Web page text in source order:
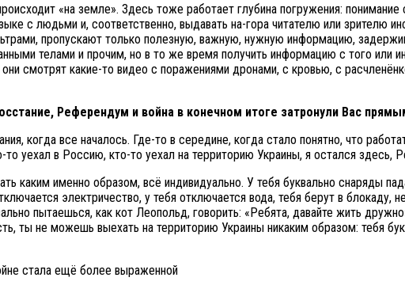
«на земле». Здесь тоже работает глубина погружения:
с людьми и, соответственно, выдавать на-гора читателю или
пропускают только полезную, важную, нужную информацию,
телами и прочим, но в то же время получить информацию с того или
смотрят какие-то видео с поражениями дронами, с кровью, с
Референдум и война в конечном итоге затронули Вас
когда все началось. Где-то в середине, когда стало понятно, что
уехал в Россию, кто-то уехал на территорию Украины, я остался здесь,
каким именно образом, всё индивидуально. У тебя буквально снаряды
электричество, у тебя отключается вода, тебя берут в блокаду,
пытаешься, как кот Леопольд, говорить: «Ребята, давайте жить
ты не можешь выехать на территорию Украины никаким образом: тебя